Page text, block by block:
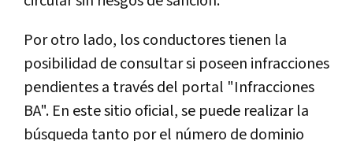
Por otro lado, los conductores tienen la
posibilidad de consultar si poseen infracciones
pendientes a través del portal "Infracciones
BA". En este sitio oficial, se puede realizar la
búsqueda tanto por el número de dominio